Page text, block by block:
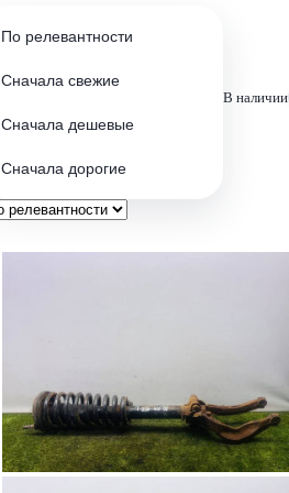
По релевантности
Сначала свежие
Сначала дешевые
Сначала дорогие
В наличии